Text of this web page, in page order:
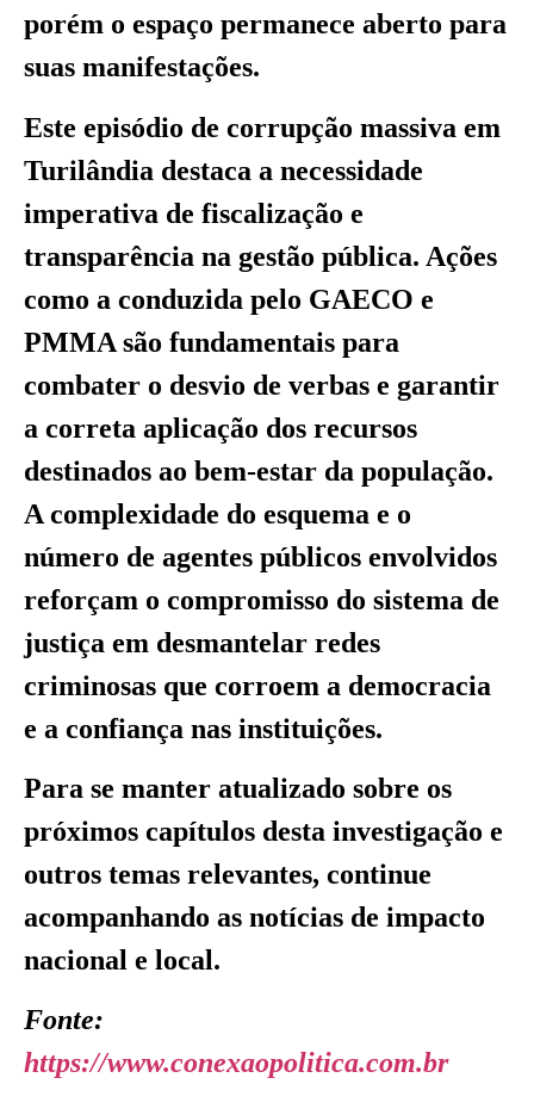
porém o espaço permanece aberto para
suas manifestações.
Este episódio de corrupção massiva em
Turilândia destaca a necessidade
imperativa de fiscalização e
transparência na gestão pública. Ações
como a conduzida pelo GAECO e
PMMA são fundamentais para
combater o desvio de verbas e garantir
a correta aplicação dos recursos
destinados ao bem-estar da população.
A complexidade do esquema e o
número de agentes públicos envolvidos
reforçam o compromisso do sistema de
justiça em desmantelar redes
criminosas que corroem a democracia
e a confiança nas instituições.
Para se manter atualizado sobre os
próximos capítulos desta investigação e
outros temas relevantes, continue
acompanhando as notícias de impacto
nacional e local.
Fonte:
https://www.conexaopolitica.com.br